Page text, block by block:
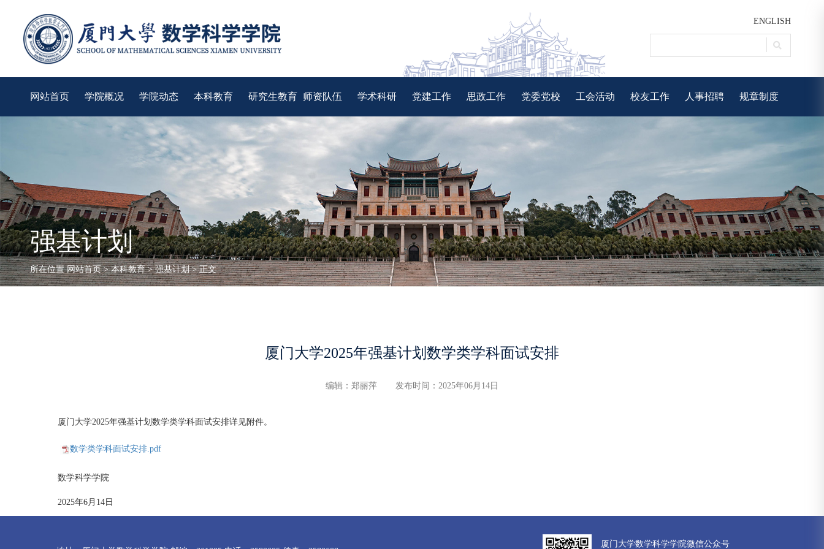
ENGLISH
网站首页 学院概况 学院动态 本科教育 研究生教育 师资队伍 学术科研 党建工作 思政工作 党委党校 工会活动 校友工作 人事招聘 规章制度
强基计划
所在位置网站首页>本科教育>强基计划> 正文
厦门大学2025年强基计划数学类学科面试安排
编辑：郑丽萍 发布时间：2025年06月14日
厦门大学2025年强基计划数学类学科面试安排详见附件。
数学类学科面试安排.pdf
数学科学学院
2025年6月14日
厦门大学数学科学学院微信公众号